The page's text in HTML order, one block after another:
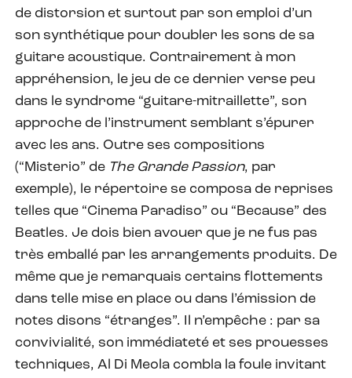
de distorsion et surtout par son emploi d’un
son synthétique pour doubler les sons de sa
guitare acoustique. Contrairement à mon
appréhension, le jeu de ce dernier verse peu
dans le syndrome “guitare-mitraillette”, son
approche de l’instrument semblant s’épurer
avec les ans. Outre ses compositions
(“Misterio” de The Grande Passion, par
exemple), le répertoire se composa de reprises
telles que “Cinema Paradiso” ou “Because” des
Beatles. Je dois bien avouer que je ne fus pas
très emballé par les arrangements produits. De
même que je remarquais certains flottements
dans telle mise en place ou dans l’émission de
notes disons “étranges”. Il n’empêche : par sa
convivialité, son immédiateté et ses prouesses
techniques, Al Di Meola combla la foule invitant